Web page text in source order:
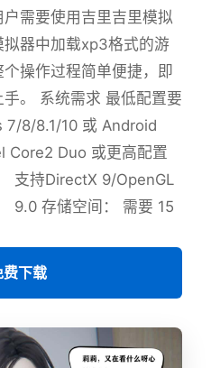
需要使用吉里吉里模拟
器中加载xp3格式的游
操作过程简单便捷，即
。 系统需求 最低配置要
7/8/8.1/10 或 Android
Core2 Duo 或更高配置
支持DirectX 9/OpenGL
9.0 存储空间： 需要 15
费下载